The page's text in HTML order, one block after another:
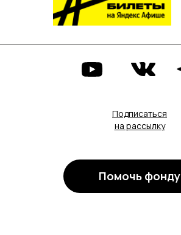
Подписаться
на рассылку
Помочь фонду